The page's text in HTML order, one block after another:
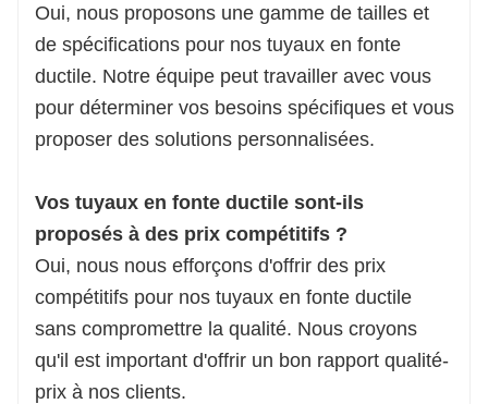
Oui, nous proposons une gamme de tailles et
de spécifications pour nos tuyaux en fonte
ductile. Notre équipe peut travailler avec vous
pour déterminer vos besoins spécifiques et vous
proposer des solutions personnalisées.
Vos tuyaux en fonte ductile sont-ils
proposés à des prix compétitifs ?
Oui, nous nous efforçons d'offrir des prix
compétitifs pour nos tuyaux en fonte ductile
sans compromettre la qualité. Nous croyons
qu'il est important d'offrir un bon rapport qualité-
prix à nos clients.